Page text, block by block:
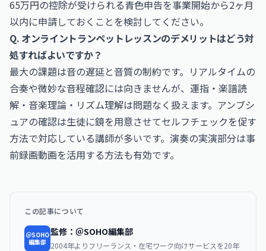
65万円の控除が受けられる青色申告を事業開始から2ヶ月
以内に申請しておくことを検討してください。
Q. オンライントランペットレッスンのデメリットはどう対
処すればよいですか？
最大の課題は音の遅延と音質の制約です。リアルタイムの
合奏や微妙な音程確認には向きませんが、運指・楽譜読
解・音楽理論・リズム理解は問題なく扱えます。アンブシ
ュアの確認は生徒に鏡を用意させてセルフチェックを促す
方法で対応している講師が多いです。演奏の実演部分は事
前録画動画を活用する方法も有効です。
この記事について
＠SOHO
編集部
監修：＠SOHO編集部
2004年よりフリーランス・在宅ワーク向けサービスを20年